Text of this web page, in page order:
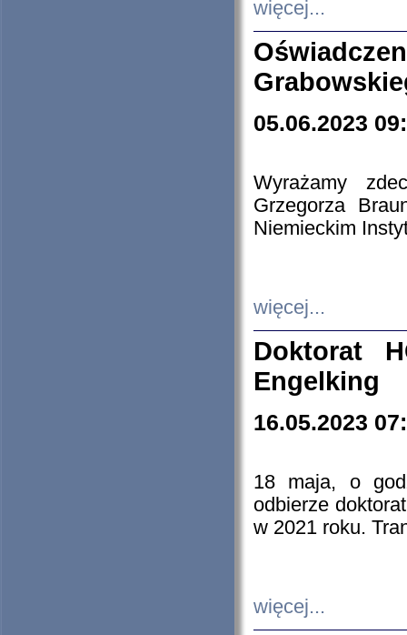
więcej...
05.06.2023
Wyrażamy
Grzegorza
Niemieckim
więcej...
Doktorat
Engelking
16.05.2023
18 maja, o
odbierze
w 2021 roku.
więcej...